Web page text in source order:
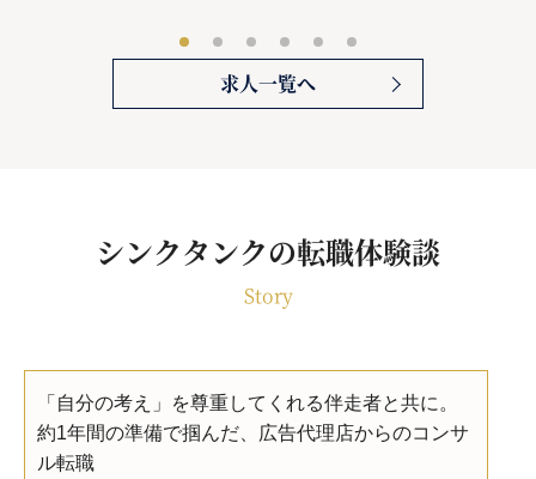
求人一覧へ
シンクタンクの転職体験談
Story
「自分の考え」を尊重してくれる伴走者と共に。
約1年間の準備で掴んだ、広告代理店からのコンサ
ル転職